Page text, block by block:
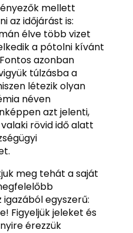
mellett
az időjárást is:
élve több vizet
a pótolni kívánt
azonban
túlzásba a
létezik olyan
néven
azt jelenti,
rövid idő alatt
meg tehát a saját
egyszerű:
Figyeljük jeleket és
érezzük